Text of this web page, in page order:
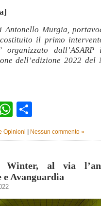
Antonello Murgia,
il primo
organizzato
dell’edizione 2022
EmailWhatsApp
Opinioni | Nessun commento »
Winter, al via
Avanguardia